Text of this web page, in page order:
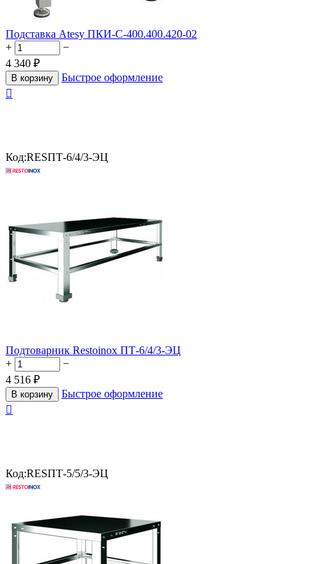
Подставка Atesy ПКИ-С-400.400.420-02
+
−
4 340 ₽
В корзину
Быстрое оформление

Код:RESПТ-6/4/3-ЭЦ
Подтоварник Restoinox ПТ-6/4/3-ЭЦ
+
−
4 516 ₽
В корзину
Быстрое оформление

Код:RESПТ-5/5/3-ЭЦ